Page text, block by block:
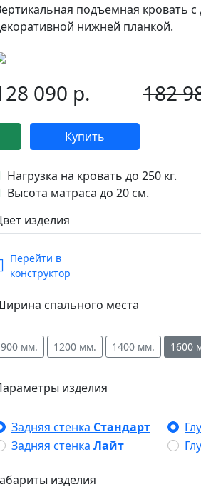
подъемная кровать
нижней планкой.
090 р. 182
Купить
Нагрузка на кровать до 250 кг.
Высота матраса до 20 см.
изделия
Перейти в
конструктор
спального места
900 мм. 1200 мм. 1400 мм. 1600
изделия
Задняя стенка Стандарт
Задняя стенка Лайт
изделия